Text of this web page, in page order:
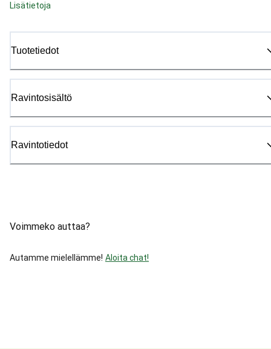
Lisätietoja
Tuotetiedot
Ravintosisältö
Ravintotiedot
Voimmeko auttaa?
Autamme mielellämme! Aloita chat!